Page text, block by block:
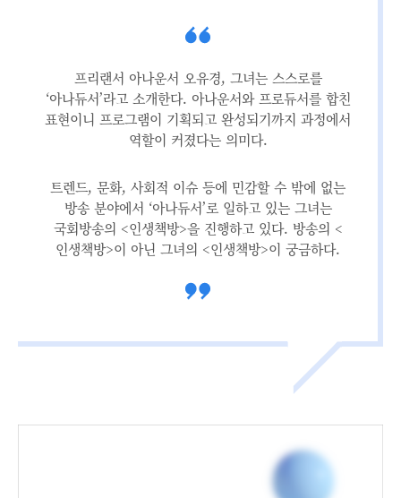
프리랜서 아나운서 오유경, 그녀는 스스로를
‘아나듀서’라고 소개한다. 아나운서와 프로듀서를 합친
표현이니 프로그램이 기획되고 완성되기까지 과정에서
역할이 커졌다는 의미다.
트렌드, 문화, 사회적 이슈 등에 민감할 수 밖에 없는
방송 분야에서 ‘아나듀서’로 일하고 있는 그녀는
국회방송의 <인생책방>을 진행하고 있다. 방송의 <
인생책방>이 아닌 그녀의 <인생책방>이 궁금하다.